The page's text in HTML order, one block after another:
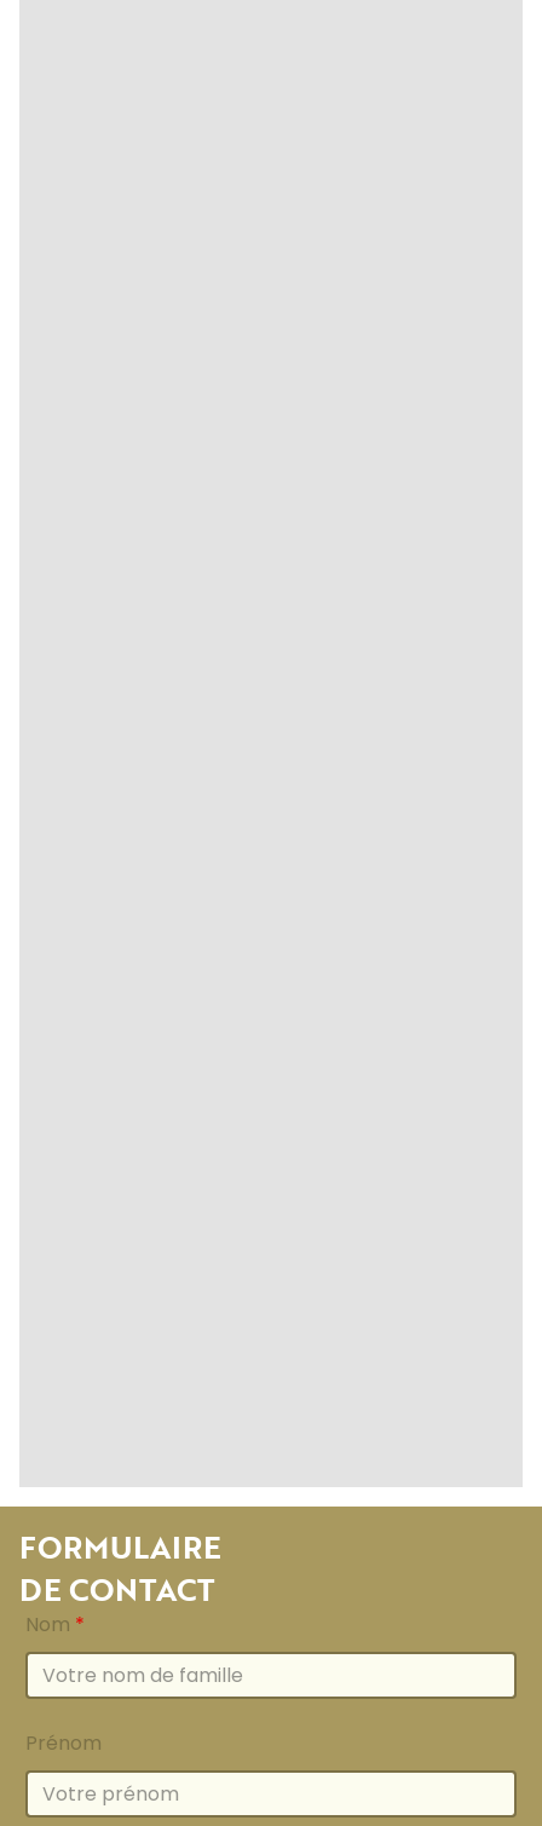
FORMULAIRE
DE CONTACT
Nom *
Prénom